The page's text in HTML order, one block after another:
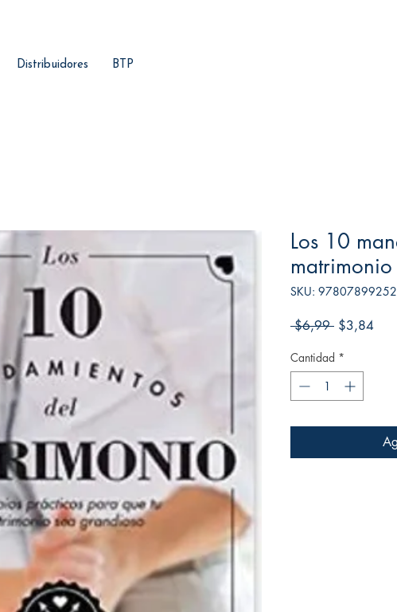
Distribuidores BTP
Los 10
matrimonio
SKU:
$6,99 Precio
$3,84
Cantidad *